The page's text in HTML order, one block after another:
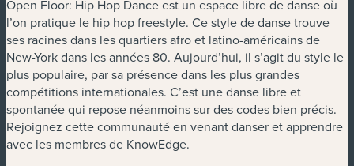
Open Floor: Hip Hop Dance est un espace libre de danse où
l’on pratique le hip hop freestyle. Ce style de danse trouve
ses racines dans les quartiers afro et latino-américains de
New-York dans les années 80. Aujourd’hui, il s’agit du style le
plus populaire, par sa présence dans les plus grandes
compétitions internationales. C’est une danse libre et
spontanée qui repose néanmoins sur des codes bien précis.
Rejoignez cette communauté en venant danser et apprendre
avec les membres de KnowEdge.